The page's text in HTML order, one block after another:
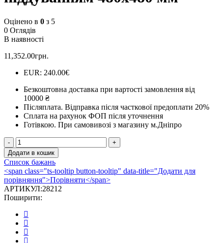
Оцінено в 0 з 5
0 Оглядів
В наявності
11,352.00грн.
EUR: 240.00€
Безкоштовна доставка при вартості замовлення від
10000 ₴
Післяплата. Відправка після часткової предоплати 20%
Сплата на рахунок ФОП після уточнення
Готівкою. При самовивозі з магазину м.Дніпро
Дверцята
для
печі
роздільні
Iron
Fire
Cameron
з
піддуванням
480х480
мм
кількість
Додати в кошик
Список бажань
<span class="ts-tooltip button-tooltip" data-title="Додати для
порівняння">Порівняти</span>
АРТИКУЛ:28212
Поширити: